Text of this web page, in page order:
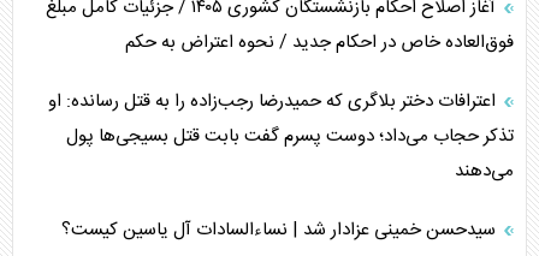
آغاز اصلاح احکام بازنشستگان کشوری ۱۴۰۵ / جزئیات کامل مبلغ
فوق‌العاده خاص در احکام جدید / نحوه اعتراض به حکم
اعترافات دختر بلاگری که حمیدرضا رجب‌زاده را به قتل رسانده: او
تذکر حجاب می‌داد؛ دوست پسرم گفت بابت قتل بسیجی‌ها پول
می‌دهند
سیدحسن خمینی عزادار شد | نساءالسادات آل یاسین کیست؟